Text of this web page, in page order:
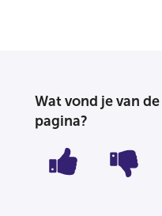
Wat vond je van
pagina?